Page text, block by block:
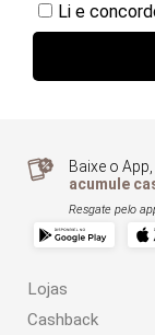
Li e
Baixe o
acumule
Resgate pelo
Lojas
Cashback